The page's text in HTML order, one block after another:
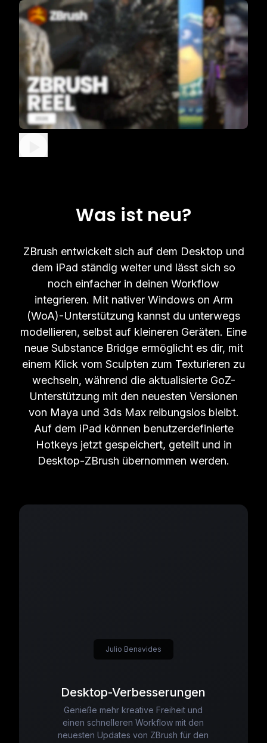
Was ist neu?
ZBrush entwickelt sich auf dem Desktop und
dem iPad ständig weiter und lässt sich so
noch einfacher in deinen Workflow
integrieren. Mit nativer Windows on Arm
(WoA)-Unterstützung kannst du unterwegs
modellieren, selbst auf kleineren Geräten. Eine
neue Substance Bridge ermöglicht es dir, mit
einem Klick vom Sculpten zum Texturieren zu
wechseln, während die aktualisierte GoZ-
Unterstützung mit den neuesten Versionen
von Maya und 3ds Max reibungslos bleibt.
Auf dem iPad können benutzerdefinierte
Hotkeys jetzt gespeichert, geteilt und in
Desktop-ZBrush übernommen werden.
Desktop-Verbesserungen
Genieße mehr kreative Freiheit und
einen schnelleren Workflow mit den
neuesten Updates von ZBrush für den
Julio Benavides